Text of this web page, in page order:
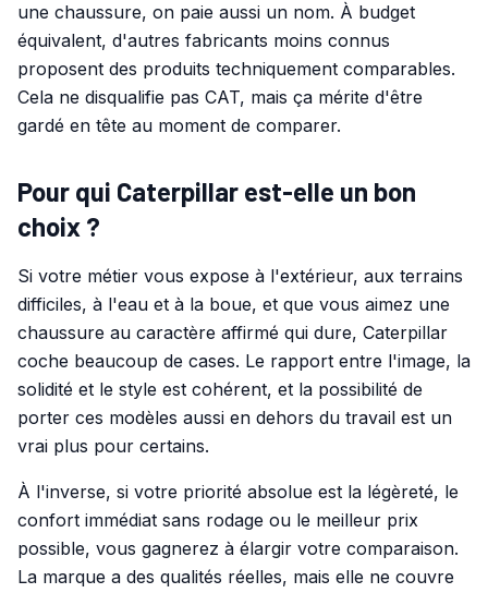
une chaussure, on paie aussi un nom. À budget
équivalent, d'autres fabricants moins connus
proposent des produits techniquement comparables.
Cela ne disqualifie pas CAT, mais ça mérite d'être
gardé en tête au moment de comparer.
Pour qui Caterpillar est-elle un bon
choix ?
Si votre métier vous expose à l'extérieur, aux terrains
difficiles, à l'eau et à la boue, et que vous aimez une
chaussure au caractère affirmé qui dure, Caterpillar
coche beaucoup de cases. Le rapport entre l'image, la
solidité et le style est cohérent, et la possibilité de
porter ces modèles aussi en dehors du travail est un
vrai plus pour certains.
À l'inverse, si votre priorité absolue est la légèreté, le
confort immédiat sans rodage ou le meilleur prix
possible, vous gagnerez à élargir votre comparaison.
La marque a des qualités réelles, mais elle ne couvre